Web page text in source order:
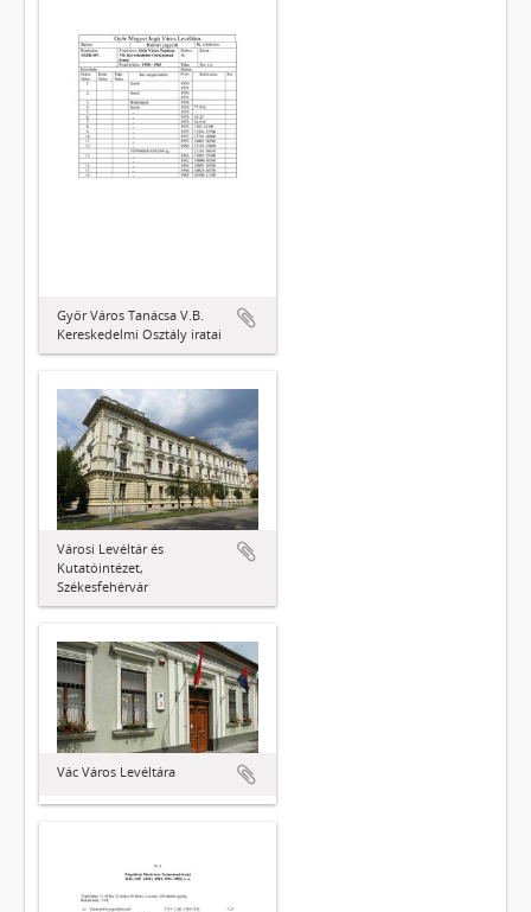
Győr Város Tanácsa V.B.
Kereskedelmi Osztály iratai
Városi Levéltár és
Kutatóintézet,
Székesfehérvár
Vác Város Levéltára